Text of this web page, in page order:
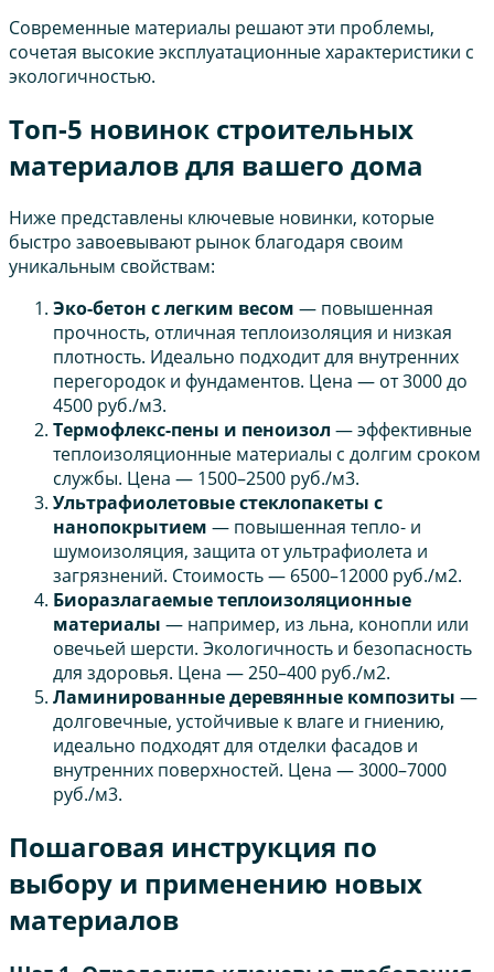
Современные материалы решают эти проблемы,
сочетая высокие эксплуатационные характеристики с
экологичностью.
Топ-5 новинок строительных
материалов для вашего дома
Ниже представлены ключевые новинки, которые
быстро завоевывают рынок благодаря своим
уникальным свойствам:
Эко-бетон с легким весом — повышенная
прочность, отличная теплоизоляция и низкая
плотность. Идеально подходит для внутренних
перегородок и фундаментов. Цена — от 3000 до
4500 руб./м3.
Термофлекс-пены и пеноизол — эффективные
теплоизоляционные материалы с долгим сроком
службы. Цена — 1500–2500 руб./м3.
Ультрафиолетовые стеклопакеты с
нанопокрытием — повышенная тепло- и
шумоизоляция, защита от ультрафиолета и
загрязнений. Стоимость — 6500–12000 руб./м2.
Биоразлагаемые теплоизоляционные
материалы — например, из льна, конопли или
овечьей шерсти. Экологичность и безопасность
для здоровья. Цена — 250–400 руб./м2.
Ламинированные деревянные композиты —
долговечные, устойчивые к влаге и гниению,
идеально подходят для отделки фасадов и
внутренних поверхностей. Цена — 3000–7000
руб./м3.
Пошаговая инструкция по
выбору и применению новых
материалов